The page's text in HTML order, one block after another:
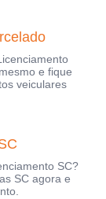
e fique
veiculares
SC?
SC agora e